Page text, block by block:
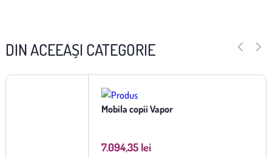
DIN ACEEAȘI CATEGORIE